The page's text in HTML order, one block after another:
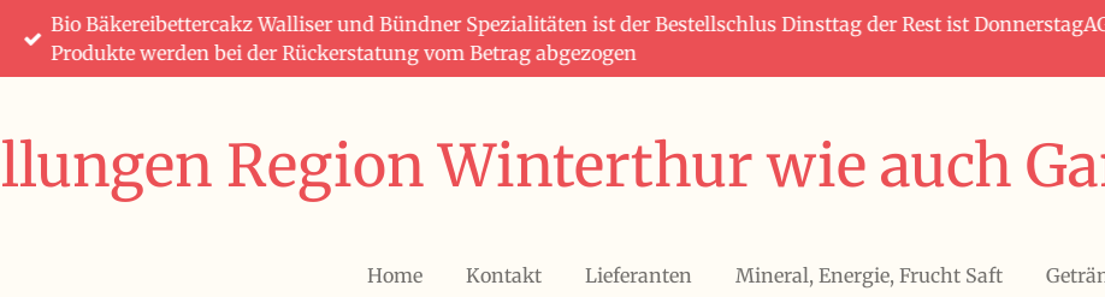
Zum
Hauptinhalt
springen
Bio Bäkereibettercakz Walliser und Bündner Spezialitäten ist der Bestellschlus Dinsttag der Rest ist
Produkte werden bei der Rückerstatung vom Betrag abgezogen
Region Winterthur wie
Home Kontakt Lieferanten Mineral, Energie, Frucht Saft